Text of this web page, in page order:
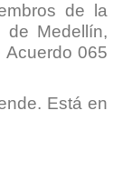
de la
de Medellín,
065
Está en